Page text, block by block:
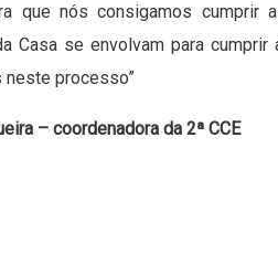
que nós consigamos
Casa se envolvam para
neste processo”
– coordenadora da 2ª CCE